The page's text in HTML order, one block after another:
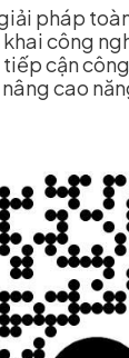
pháp
công
tiếp cận
cao